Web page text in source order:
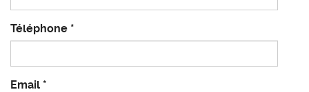
Téléphone *
Email *